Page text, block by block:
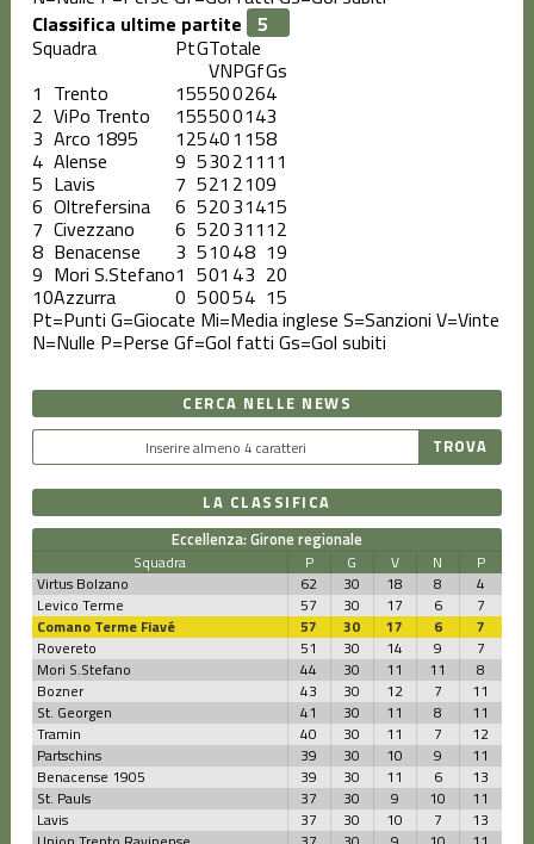
Classifica ultime partite
Squadra
PtGTotale
VNPGfGs
1 Trento 155500264
2 ViPo Trento 155500143
3 Arco 1895 125401 158
4 Alense 9 53021111
5 Lavis 7 521 2109
6 Oltrefersina 6 52031415
7 Civezzano 6 52031112
8 Benacense 3 51048 19
9 Mori S.Stefano1 501 43 20
10Azzurra 0 50054 15
Pt=Punti G=Giocate Mi=Media inglese S=Sanzioni V=Vinte
N=Nulle P=Perse Gf=Gol fatti Gs=Gol subiti
CERCA NELLE NEWS
LA CLASSIFICA
Eccellenza: Girone regionale
Squadra P G V N
P
Virtus Bolzano
62 30 18 8
4
Levico Terme
57 30 17 6
7
Comano Terme Fiavé
57 30 17 6
7
Rovereto
51 30 14 9
7
Mori S.Stefano
44 30 11 11
8
Bozner
43 30 12 7
11
St. Georgen
41 30 11 8
11
Tramin
40 30 11 7
12
Partschins
39 30 10 9
11
Benacense 1905
39 30 11 6
13
St. Pauls
37 30 9 10
11
Lavis
37 30 10 7
13